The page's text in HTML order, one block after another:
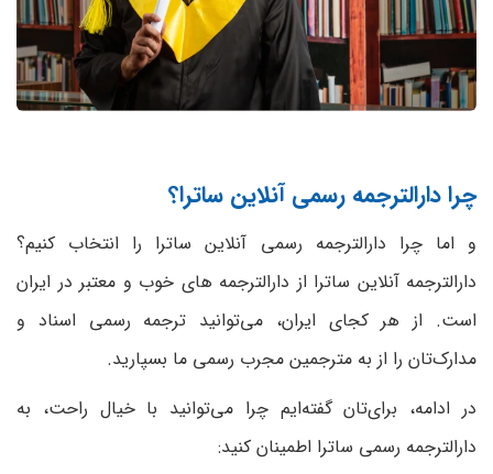
چرا دارالترجمه رسمی آنلاین ساترا؟
و اما چرا دارالترجمه رسمی آنلاین ساترا را انتخاب کنیم؟
دارالترجمه آنلاین ساترا از دارالترجمه های خوب و معتبر در ایران
است. از هر کجای ایران، می‌توانید ترجمه رسمی اسناد و
مدارک‌تان را از به مترجمین مجرب رسمی ما بسپارید.
در ادامه، برای‌تان گفته‌ایم چرا می‌توانید با خیال راحت، به
دارالترجمه رسمی ساترا اطمینان کنید: